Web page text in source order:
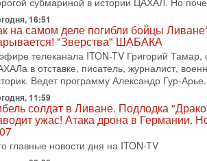
2026, 17:50
голос» Израиля: кто заберет его
русскоязычных репатриантов не раз
политический ландшафт Израиля.
взлет партии «Исраэль ба-алия»,
2026, 17:00
закрытых дверей: о чём на самом
Трамп и Нетаньяху?
визит премьер-министра Израиля
в США и его встреча с Дональдом
16:51
на самом деле погибли бойцы
"Зверства" ШАБАКА
телеканала ITON-TV Григорий
в отставке, писатель, журналист,
Ведет программу Александр Гур-Арье.
11:59
солдат в Ливане. Подлодка
ужас! Атака дрона в Германии.
главные новости дня на ITON-TV